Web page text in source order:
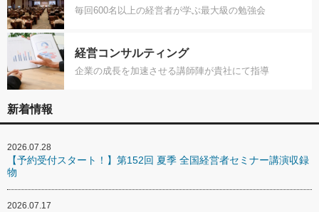
毎回600名以上の経営者が学ぶ最大級の勉強会
経営コンサルティング
企業の成長を加速させる講師陣が貴社にて指導
新着情報
2026.07.28
【予約受付スタート！】第152回 夏季 全国経営者セミナー講演収録
物
2026.07.17